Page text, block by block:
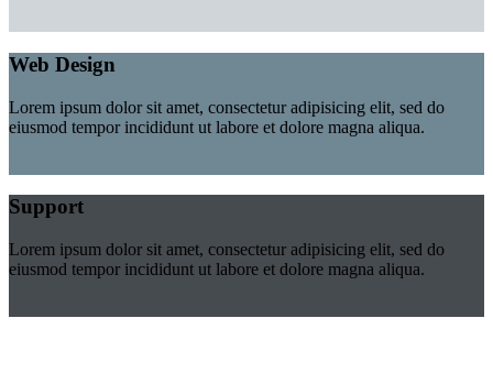
Web Design
Lorem ipsum dolor sit amet, consectetur adipisicing elit, sed do
eiusmod tempor incididunt ut labore et dolore magna aliqua.
Support
Lorem ipsum dolor sit amet, consectetur adipisicing elit, sed do
eiusmod tempor incididunt ut labore et dolore magna aliqua.